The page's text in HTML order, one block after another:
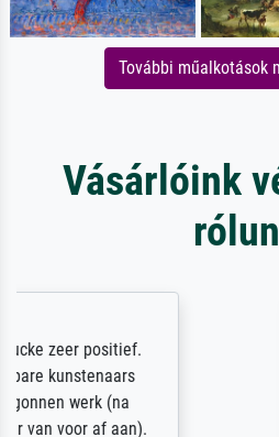
További műalkotások
Vásárlóink
Die Zufriedenheit ist
getrübt, dass das Bild
angegebenen
Überraschung für die